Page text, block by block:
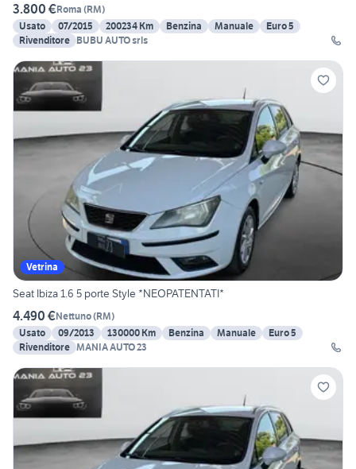
3.800 €Roma (RM)
Usato
07/2015 200234 Km Benzina Manuale
Euro 5
Rivenditore BUBU AUTO srls
Vetrina
Seat Ibiza 1.6 5 porte Style *NEOPATENTATI*
4.490 €Nettuno(RM)
Usato
09/2013 130000 Km Benzina Manuale
Euro 5
Rivenditore MANIA AUTO 23